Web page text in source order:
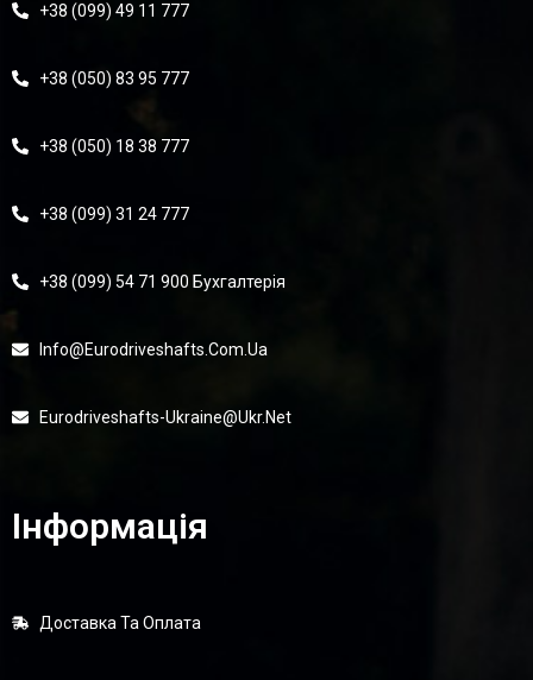
+38 (099) 49 11 777
+38 (050) 83 95 777
+38 (050) 18 38 777
+38 (099) 31 24 777
+38 (099) 54 71 900 Бухгалтерія
Info@eurodriveshafts.com.ua
Eurodriveshafts-Ukraine@ukr.net
Інформація
Доставка Та Оплата